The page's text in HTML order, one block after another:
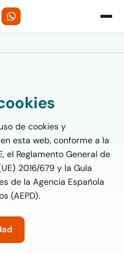
de cookies y
esta web, conforme a la
el Reglamento General de
2016/679 y la Guía
de la Agencia Española
(AEPD).